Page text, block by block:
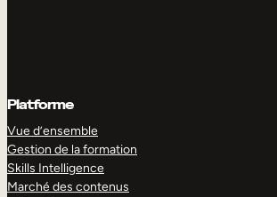
Platforme
Vue d’ensemble
Gestion de la formation
Skills Intelligence
Marché des contenus